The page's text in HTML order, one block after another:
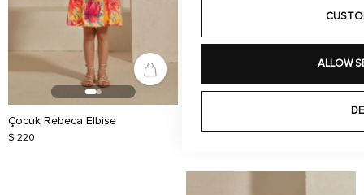
ALLOW
Çocuk Rebeca Elbise
$ 220